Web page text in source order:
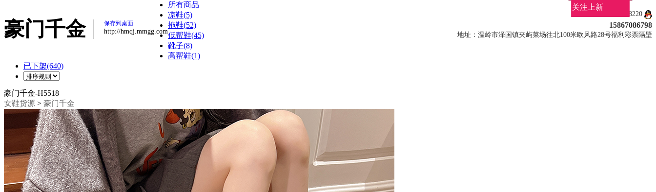
豪门千金 保存到桌面
http://hmqj.mmgg.com
QQ：907858220
15867086798
地址：温岭市泽国镇夹屿菜场往北100米欧风路28号福利彩票隔壁
关注上新
所有商品
凉鞋(5)
拖鞋(52)
低帮鞋(45)
靴子(8)
高帮鞋(1)
已下架(640)
豪门千金-H5518
女鞋货源 > 豪门千金